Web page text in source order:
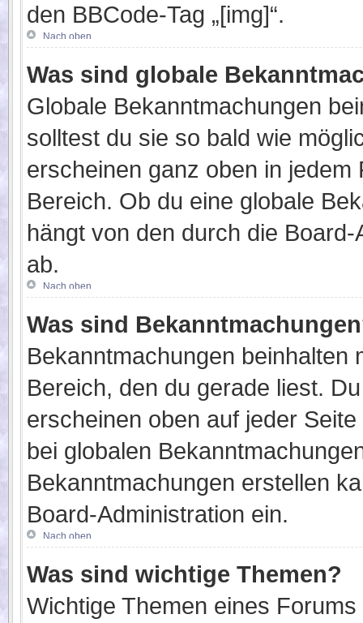
den BBCode-Tag „[img]“.
Nach oben
Was sind globale
Globale Bekanntmachungen
solltest du sie so bald wie
erscheinen ganz oben in
Bereich. Ob du eine globale
hängt von den durch die
ab.
Nach oben
Was sind
Bekanntmachungen beinhalten
Bereich, den du gerade liest.
erscheinen oben auf jeder
bei globalen
Bekanntmachungen erstellen
Board-Administration ein.
Nach oben
Was sind wichtige Themen?
Wichtige Themen eines